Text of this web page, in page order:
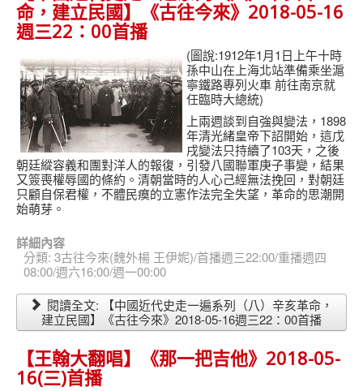
命，建立民國】《古往今來》2018-05-16
週三22：00首播
(圖說:1912年1月1日上午十時
孫中山在上海北站準備乘坐滬
寧鐵路專列火車 前往南京就
任臨時大總統)
上兩週談到自強與變法，1898
年清光緒皇帝下詔開始，這戊
戌變法只持續了103天，之後
朝廷縱容義和團對洋人的報復，引發八國聯軍庚子事變，結果
又簽喪權辱國的條約。清朝當時的人心己經無法挽回，對朝廷
只顧自保君權，不體民瘼的立憲作法完全失望，革命的思潮開
始萌芽。
詳細內容
分類: 3古往今來(魏外楊 王伊妮)/首播週三22:00/重播週四
08:00/週六16:00/週一00:00
閱讀全文: 【中國近代史走一遍系列（八）辛亥革命，
建立民國】《古往今來》2018-05-16週三22：00首播
【王翰大翻唱】《那一把吉他》2018-05-
16(三)首播